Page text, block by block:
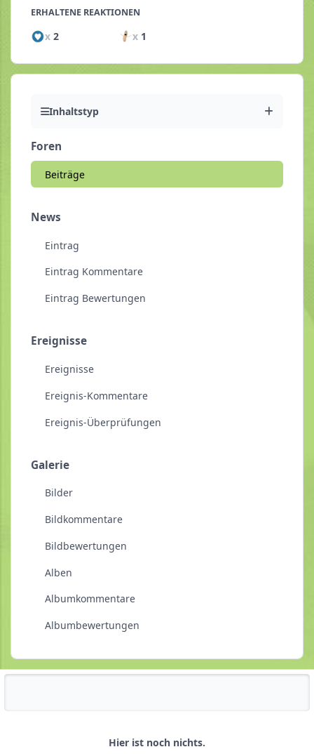
ERHALTENE REAKTIONEN
x 2 x1
Inhaltstyp
Foren
Beiträge
News
Eintrag
Eintrag Kommentare
Eintrag Bewertungen
Ereignisse
Ereignisse
Ereignis-Kommentare
Ereignis-Überprüfungen
Galerie
Bilder
Bildkommentare
Bildbewertungen
Alben
Albumkommentare
Albumbewertungen
Hier ist noch nichts.